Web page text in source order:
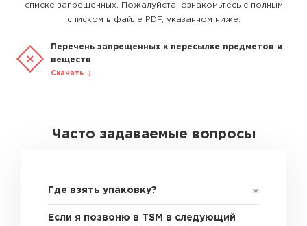
списке запрещенных. Пожалуйста, ознакомьтесь с полным
списком в файле PDF, указанном ниже.
Перечень запрещенных к пересылке предметов и
веществ
Скачать
Часто задаваемые вопросы
Где взять упаковку?
Если я позвоню в TSM в следующий